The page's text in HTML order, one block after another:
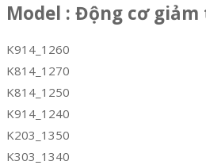
Model : Động cơ giảm
K914_1260
K814_1270
K814_1250
K914_1240
K203_1350
K303_1340